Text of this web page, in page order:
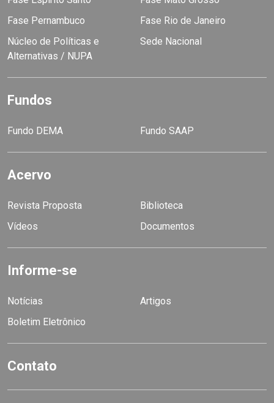
Fase Pernambuco
Fase Rio de Janeiro
Núcleo de Políticas e
Alternativas / NUPA
Sede Nacional
Fundos
Fundo DEMA Fundo SAAP
Acervo
Revista Proposta
Biblioteca
Vídeos
Documentos
Informe-se
Notícias
Artigos
Boletim Eletrônico
Contato